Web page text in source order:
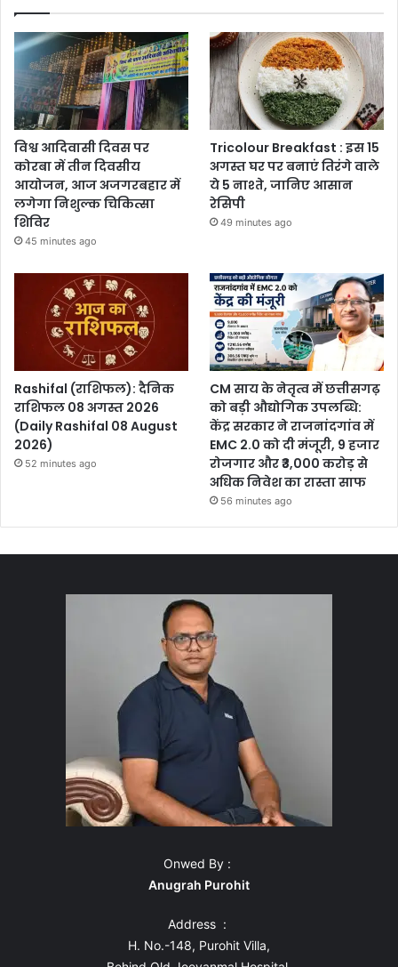
विश्व आदिवासी दिवस पर
कोरबा में तीन दिवसीय
आयोजन, आज अजगरबहार में
लगेगा निशुल्क चिकित्सा
शिविर
45 minutes ago
Tricolour Breakfast : इस 15
अगस्त घर पर बनाएं तिरंगे वाले
ये 5 नाश्ते, जानिए आसान
रेसिपी
49 minutes ago
Rashifal (राशिफल): दैनिक
राशिफल 08 अगस्त 2026
(Daily Rashifal 08 August
2026)
52 minutes ago
CM साय के नेतृत्व में छत्तीसगढ़
को बड़ी औद्योगिक उपलब्धि:
केंद्र सरकार ने राजनांदगांव में
EMC 2.0 को दी मंजूरी, 9 हजार
रोजगार और ₹3,000 करोड़ से
अधिक निवेश का रास्ता साफ
56 minutes ago
Onwed By :
Anugrah Purohit
Address :
H. No.-148, Purohit Villa,